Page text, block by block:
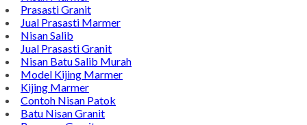
Prasasti Granit
Jual Prasasti Marmer
Nisan Salib
Jual Prasasti Granit
Nisan Batu Salib Murah
Model Kijing Marmer
Kijing Marmer
Contoh Nisan Patok
Batu Nisan Granit